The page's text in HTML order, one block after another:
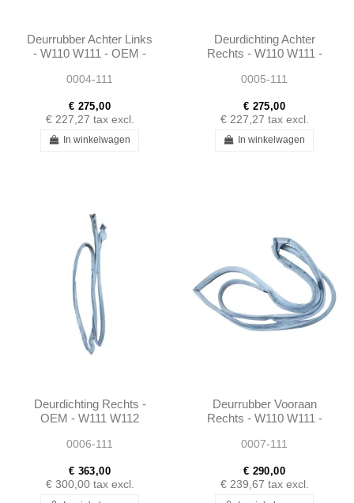
Deurrubber Achter Links
- W110 W111 - OEM -
0004-111
€ 275,00
€ 227,27 tax excl.
In winkelwagen
Deurdichting Achter
Rechts - W110 W111 -
0005-111
€ 275,00
€ 227,27 tax excl.
In winkelwagen
Deurdichting Rechts -
OEM - W111 W112
1117206478
0006-111
€ 363,00
€ 300,00 tax excl.
Deurrubber Vooraan
Rechts - W110 W111 -
0007-111
€ 290,00
€ 239,67 tax excl.